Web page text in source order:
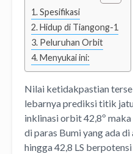
Spesifikasi
Hidup di Tiangong-1
Peluruhan Orbit
Menyukai ini:
Nilai ketidakpastian
lebarnya prediksi titik
inklinasi orbit 42,8º
di paras Bumi yang ada
hingga 42,8 LS